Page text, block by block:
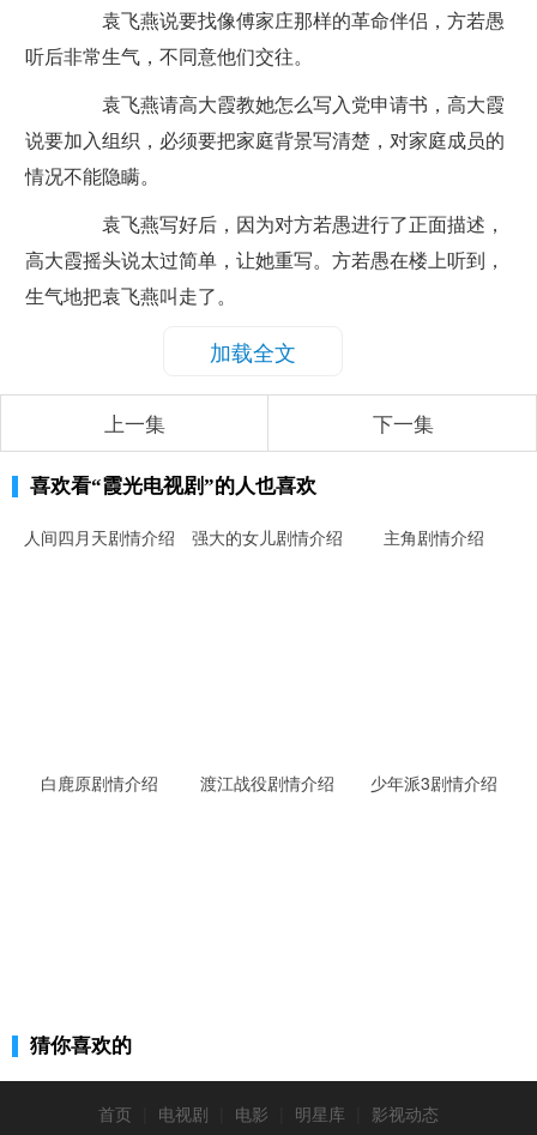
袁飞燕说要找像傅家庄那样的革命伴侣，方若愚
听后非常生气，不同意他们交往。
袁飞燕请高大霞教她怎么写入党申请书，高大霞
说要加入组织，必须要把家庭背景写清楚，对家庭成员的
情况不能隐瞒。
袁飞燕写好后，因为对方若愚进行了正面描述，
高大霞摇头说太过简单，让她重写。方若愚在楼上听到，
生气地把袁飞燕叫走了。
加载全文
上一集 下一集
喜欢看“霞光电视剧”的人也喜欢
人间四月天剧情介绍 强大的女儿剧情介绍 主角剧情介绍
白鹿原剧情介绍 渡江战役剧情介绍 少年派3剧情介绍
猜你喜欢的
首页 电视剧 电影 明星库 影视动态